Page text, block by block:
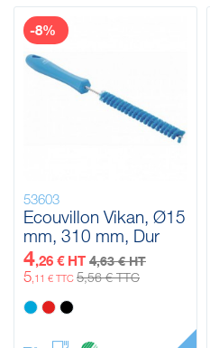
53603
Ecouvillon Vikan, Ø15
mm, 310 mm, Dur
4,26 € HT 4,63 € HT
5,11 € TTC 5,56 € TTC
-8%